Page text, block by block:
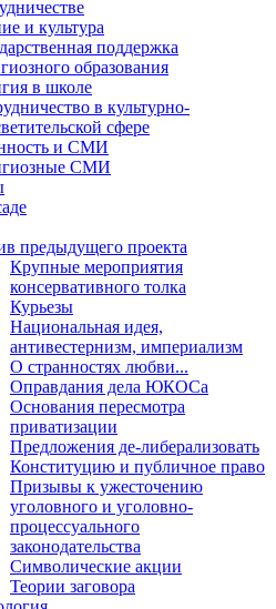
и культура
поддержка
образования
в школе
в культурно-
сфере
и СМИ
СМИ
предыдущего проекта
Крупные мероприятия
консервативного толка
Курьезы
Национальная идея,
антивестернизм, империализм
О странностях любви...
Оправдания дела ЮКОСа
Основания пересмотра
приватизации
Предложения де-либерализовать
Конституцию и публичное право
Призывы к ужесточению
уголовного и уголовно-
процессуального
законодательства
Символические акции
Теории заговора